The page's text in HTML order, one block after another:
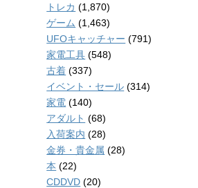
トレカ (1,870)
ゲーム (1,463)
UFOキャッチャー (791)
家電工具 (548)
古着 (337)
イベント・セール (314)
家電 (140)
アダルト (68)
入荷案内 (28)
金券・貴金属 (28)
本 (22)
CDDVD (20)